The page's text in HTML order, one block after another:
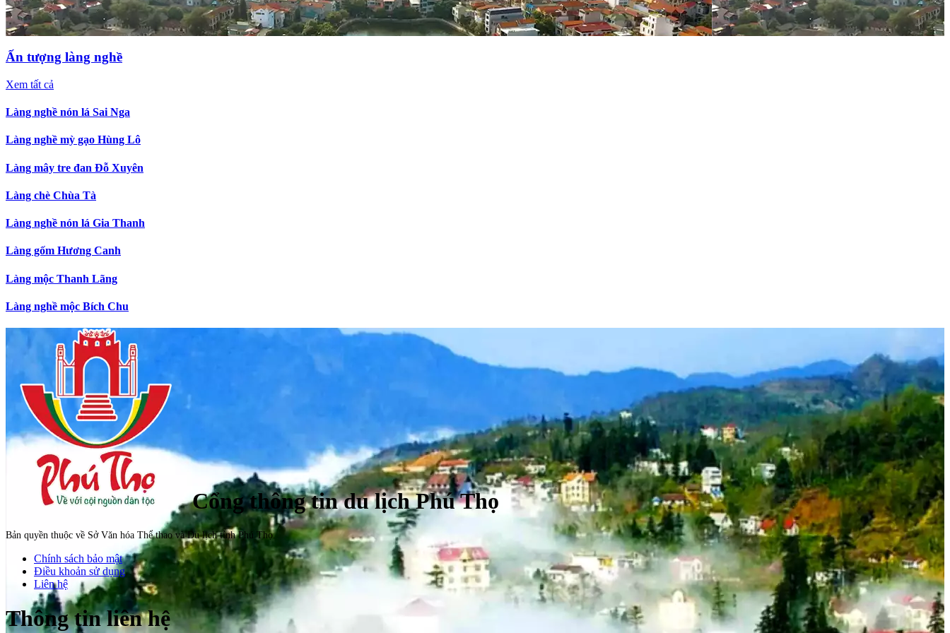
Ấn tượng làng nghề
Xem tất cả
Làng nghề nón lá Sai Nga
Làng nghề mỳ gạo Hùng Lô
Làng mây tre đan Đỗ Xuyên
Làng chè Chùa Tà
Làng nghề nón lá Gia Thanh
Làng gốm Hương Canh
Làng mộc Thanh Lãng
Làng nghề mộc Bích Chu
Cổng thông tin du lịch Phú Thọ
Bản quyền thuộc về Sở Văn hóa Thể thao và Du lịch tỉnh Phú Thọ.
Chính sách bảo mật
Điều khoản sử dụng
Liên hệ
Thông tin liên hệ